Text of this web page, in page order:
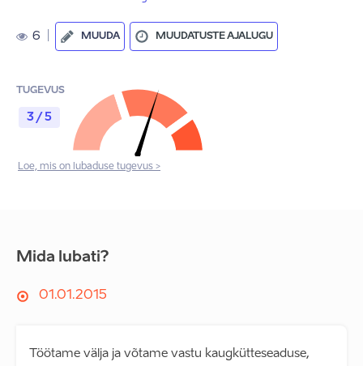
6 MUUDA MUUDATUSTE AJALUGU
TUGEVUS
3 / 5
Loe, mis on lubaduse tugevus >
Mida lubati?
01.01.2015
Töötame välja ja võtame vastu kaugkütteseaduse,